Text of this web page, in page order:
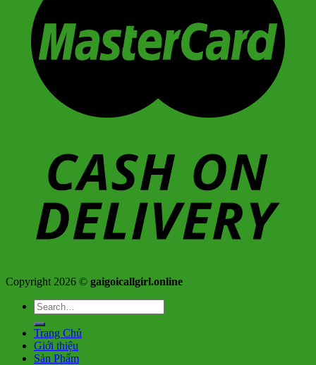
Copyright 2026 © gaigoicallgirl.online
Search
for:
Trang Chủ
Giới thiệu
Sản Phẩm